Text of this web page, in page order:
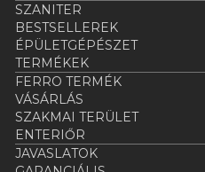
SZANITER
BESTSELLEREK
ÉPÜLETGÉPÉSZET
TERMÉKEK
FERRO TERMÉK
VÁSÁRLÁS
SZAKMAI TERÜLET
ENTERIŐR
JAVASLATOK